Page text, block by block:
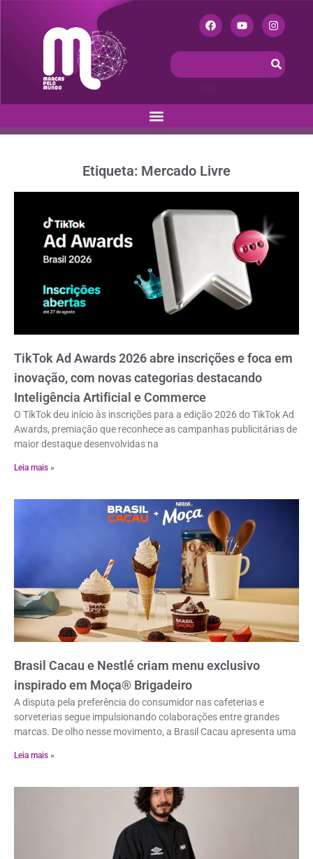
Etiqueta: Mercado Livre
TikTok Ad Awards 2026 abre inscrições e foca em
inovação, com novas categorias destacando
Inteligência Artificial e Commerce
O TikTok deu início às inscrições para a edição 2026 do TikTok Ad
Awards, premiação que reconhece as campanhas publicitárias de
maior destaque desenvolvidas na
Leia mais »
Brasil Cacau e Nestlé criam menu exclusivo
inspirado em Moça® Brigadeiro
A disputa pela preferência do consumidor nas cafeterias e
sorveterias segue impulsionando colaborações entre grandes
marcas. De olho nesse movimento, a Brasil Cacau apresenta uma
Leia mais »